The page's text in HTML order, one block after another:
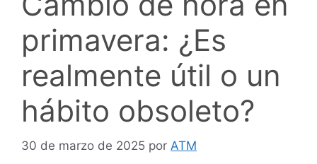
primavera: ¿Es
realmente útil o un
hábito obsoleto?
30 de marzo de 2025 por ATM